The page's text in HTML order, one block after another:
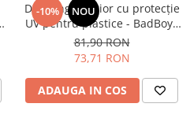
-10% NOU
Dressing interior cu protecție
UV pentru plastice - BadBoys
Interior Dressing Cola (500ml)
81,90 RON
73,71 RON
ADAUGA IN COS